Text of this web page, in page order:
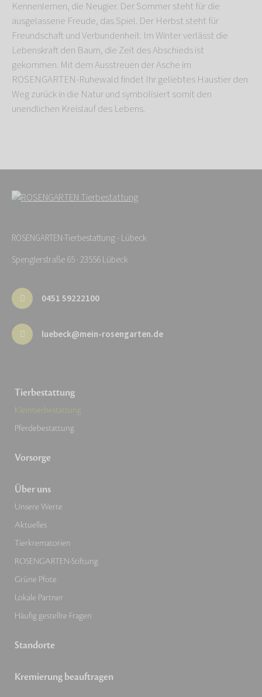
Kennenlernen, die Neugier. Der Sommer steht für die
ausgelassene Freude, das Spiel. Der Herbst steht für
Freundschaft und Verbundenheit. Im Winter verlässt die
Lebenskraft den Baum, die Zeit des Abschieds ist
gekommen. Mit dem Ausstreuen der Asche im
ROSENGARTEN-Ruhewald findet Ihr geliebtes Haustier den
Weg zurück in die Natur und symbolisiert somit den
unendlichen Kreislauf des Lebens.
ROSENGARTEN-Tierbestattung - Lübeck
Spenglerstraße 65 · 23556 Lübeck
0451 59222100
luebeck@mein-rosengarten.de
Tierbestattung
Kleintierbestattung
Pferdebestattung
Vorsorge
Über uns
Unsere Werte
Aktuelles
Tierkrematorien
ROSENGARTEN-Stiftung
Grüne Pfote
Lokale Partner
Häufig gestellte Fragen
Standorte
Kremierung beauftragen